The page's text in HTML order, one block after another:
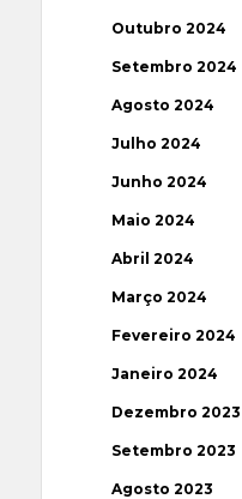
Outubro 2024
Setembro 2024
Agosto 2024
Julho 2024
Junho 2024
Maio 2024
Abril 2024
Março 2024
Fevereiro 2024
Janeiro 2024
Dezembro 2023
Setembro 2023
Agosto 2023